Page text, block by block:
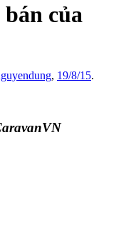
của
, 19/8/15.